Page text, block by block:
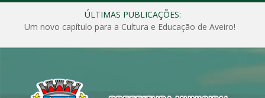
ÚLTIMAS PUBLICAÇÕES:
Um novo capítulo para a Cultura e Educação de Aveiro!